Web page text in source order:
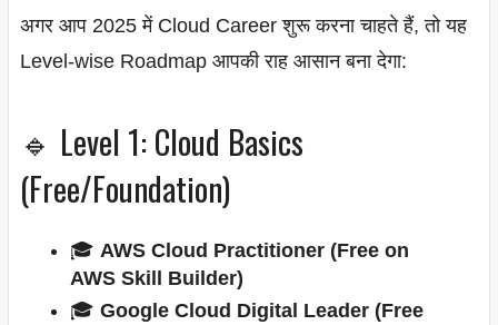
अगर आप 2025 में Cloud Career शुरू करना चाहते हैं, तो यह
Level-wise Roadmap आपकी राह आसान बना देगा:
🔹 Level 1: Cloud Basics
(Free/Foundation)
🎓 AWS Cloud Practitioner (Free on
AWS Skill Builder)
🎓 Google Cloud Digital Leader (Free